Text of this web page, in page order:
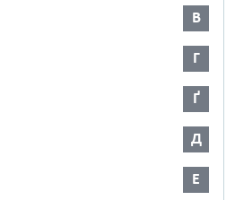
В
Г
Ґ
Д
Е